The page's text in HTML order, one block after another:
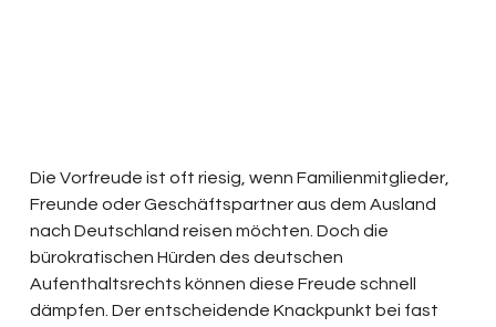
Die Vorfreude ist oft riesig, wenn Familienmitglieder,
Freunde oder Geschäftspartner aus dem Ausland
nach Deutschland reisen möchten. Doch die
bürokratischen Hürden des deutschen
Aufenthaltsrechts können diese Freude schnell
dämpfen. Der entscheidende Knackpunkt bei fast